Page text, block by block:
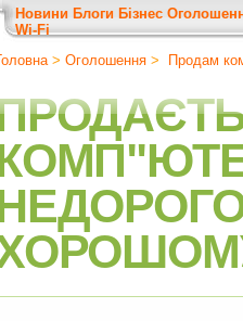
Новини Блоги Бізнес
Wi-Fi
> Оголошення > Продам